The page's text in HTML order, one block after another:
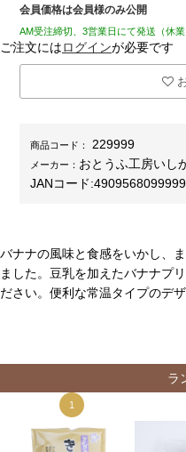
会員価格は会員様のみ公開
AM受注締切、3営業日にて発送（休業
ご注文にはログインが必要です
商品コード： 229999
メーカー： おとうふ工房いし
JANコード:4909568099999
バナナの風味と食感をいかし、
ました。豆乳を加えたバナナプ
ださい。便利な常温タイプのデザ
ラ
1